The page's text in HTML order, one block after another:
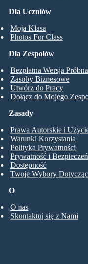
Dla Uczniów
Moja Klasa
Photos For Class
Dla Zespołów
Bezpłatna Wersja
Zasoby Biznesowe
Utwórz do Pracy
Dołącz do Mojego
O
O nas
Skontaktuj się z Nami
Zasady
Prawa Autorskie i
Warunki Korzystania
Polityka Prywatności
Prywatność i
Dostępność
Twoje Wybory